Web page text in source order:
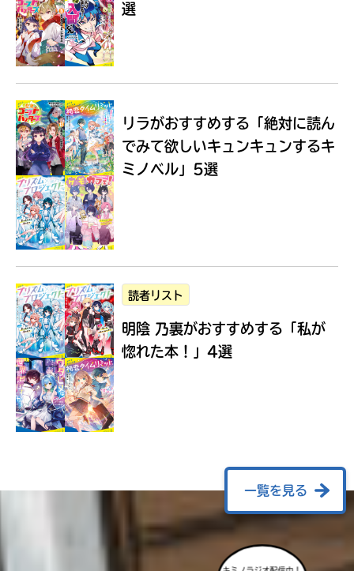
Loading...
選
リラがおすすめする 「絶対に読ん
でみて欲しいキュンキュンするキ
ミノベル」5選
読者リスト
明陰 乃裏がおすすめする 「私が
惚れた本！」4選
一覧を見る
キミノラジオ配信中！
に
エ
も
度